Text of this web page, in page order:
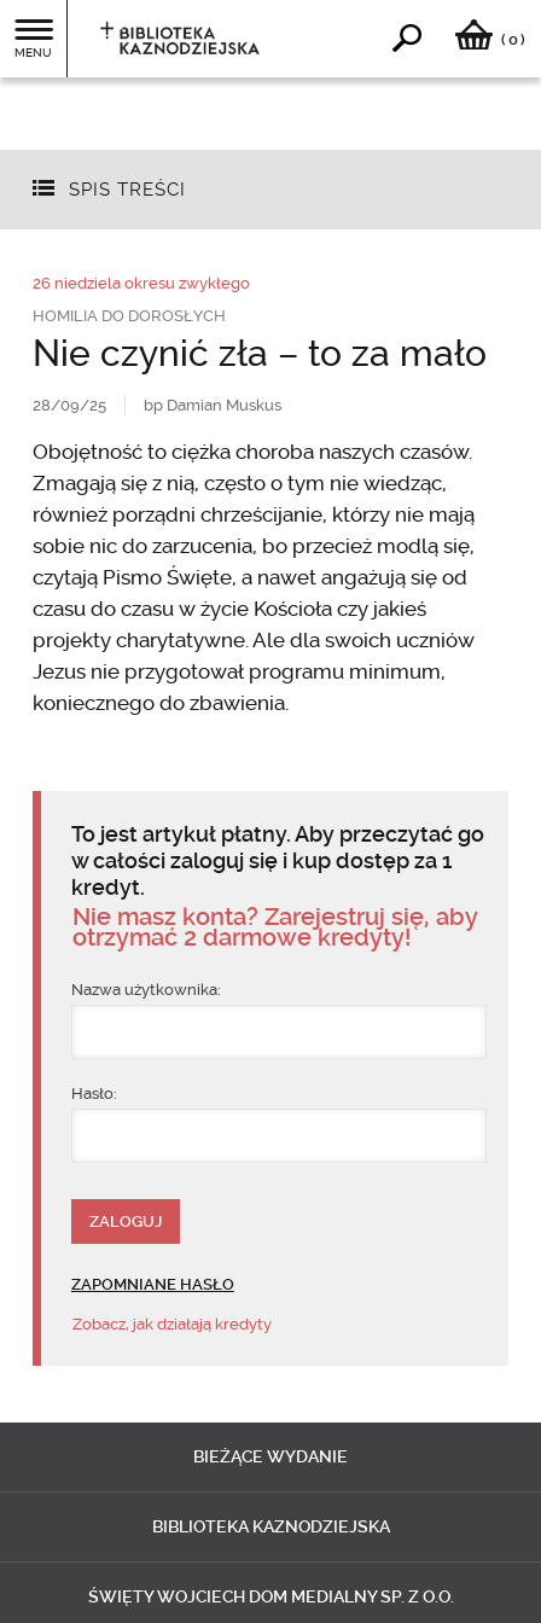
MENU
( 0)
SPIS TREŚCI
26 niedziela okresu zwykłego
HOMILIA DO DOROSŁYCH
Nie czynić zła – to za mało
28/09/25 bp Damian Muskus
Obojętność to ciężka choroba naszych czasów.
Zmagają się z nią, często o tym nie wiedząc,
również porządni chrześcijanie, którzy nie mają
sobie nic do zarzucenia, bo przecież modlą się,
czytają Pismo Święte, a nawet angażują się od
czasu do czasu w życie Kościoła czy jakieś
projekty charytatywne. Ale dla swoich uczniów
Jezus nie przygotował programu minimum,
koniecznego do zbawienia.
To jest artykuł płatny. Aby przeczytać go
w całości zaloguj się i kup dostęp za 1
kredyt.
Nie masz konta? Zarejestruj się, aby
otrzymać 2 darmowe kredyty!
Nazwa użytkownika:
Hasło:
ZAPOMNIANE HASŁO
Zobacz, jak działają kredyty
BIEŻĄCE WYDANIE
BIBLIOTEKA KAZNODZIEJSKA
ŚWIĘTY WOJCIECH DOM MEDIALNY SP. Z O.O.